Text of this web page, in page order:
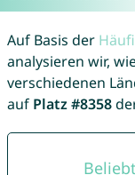
Auf Basis der
analysieren wir,
verschiedenen
auf Platz #8358